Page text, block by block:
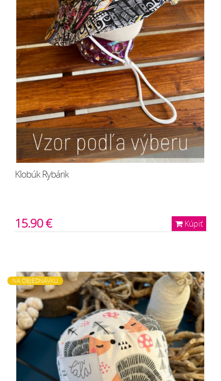
Klobúk Rybárik
Kúpiť
15.90 €
NA OBJEDNÁVKU